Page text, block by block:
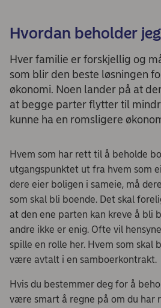
Hvordan beholder
Hver familie er forskjellig og
som blir den beste løsningen
økonomi. Noen lander på at
at begge parter flytter til
kunne ha en romsligere
Hvem som har rett til å beholde
utgangspunktet ut fra hvem som
dere eier boligen i sameie, må
som skal bli boende. Det skal
at den ene parten kan kreve å bli
andre ikke er enig. Ofte vil
spille en rolle her. Hvem som skal
være avtalt i en samboerkontrakt.​
Hvis du bestemmer deg for å
være smart å regne på om du har